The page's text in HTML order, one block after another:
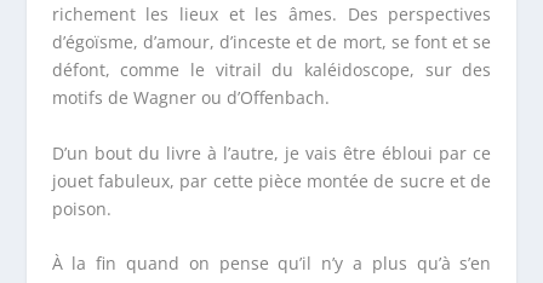
richement les lieux et les âmes. Des perspectives
d’égoïsme, d’amour, d’inceste et de mort, se font et se
défont, comme le vitrail du kaléidoscope, sur des
motifs de Wagner ou d’Offenbach.
D’un bout du livre à l’autre, je vais être ébloui par ce
jouet fabuleux, par cette pièce montée de sucre et de
poison.
À la fin quand on pense qu’il n’y a plus qu’à s’en